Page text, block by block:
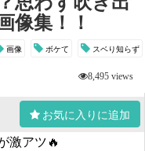
像集！！
画像 ボケて スベり知らず
8,495 views
お気に入りに追加
激アツ🔥